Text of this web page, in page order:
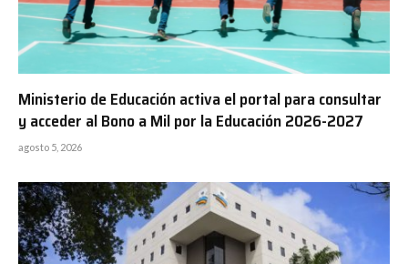
Ministerio de Educación activa el portal para consultar
y acceder al Bono a Mil por la Educación 2026-2027
agosto 5, 2026